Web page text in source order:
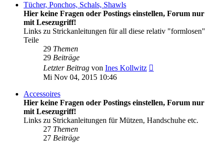
Tücher, Ponchos, Schals, Shawls
Hier keine Fragen oder Postings einstellen, Forum nur
mit Lesezugriff!
Links zu Strickanleitungen für all diese relativ "formlosen"
Teile
29 Themen
29 Beiträge
Letzter Beitrag von Ines Kollwitz
Mi Nov 04, 2015 10:46
Accessoires
Hier keine Fragen oder Postings einstellen, Forum nur
mit Lesezugriff!
Links zu Strickanleitungen für Mützen, Handschuhe etc.
27 Themen
27 Beiträge